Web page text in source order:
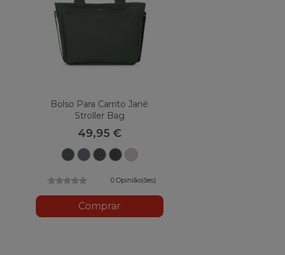
Bolso Para Carrito Jané
Stroller Bag
49,95 €
U78SeloU82Nuvem
U88
II
0 Opinião(ões)
Comprar